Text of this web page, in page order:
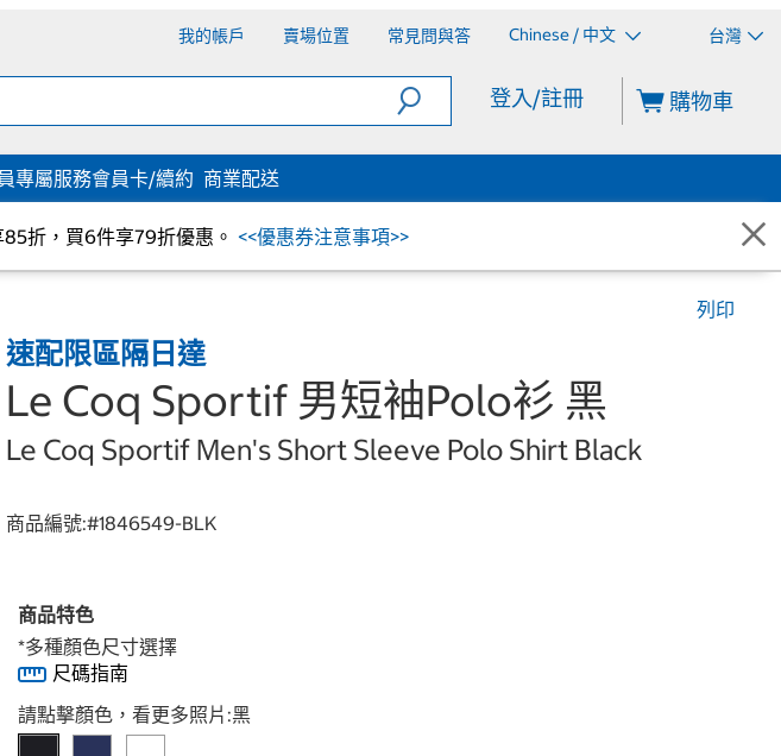
我的帳戶 賣場位置 常見問與答 Chinese / 中文 台灣
登入/註冊 購物車
專屬服務會員卡/續約 商業配送
85折，買6件享79折優惠。 <<優惠券注意事項>>
列印
速配限區隔日達
Le Coq Sportif 男短袖Polo衫 黑
Le Coq Sportif Men's Short Sleeve Polo Shirt Black
商品編號:#1846549-BLK
商品特色
*多種顏色尺寸選擇
尺碼指南
Select product
請點擊顏色，看更多照片:黑